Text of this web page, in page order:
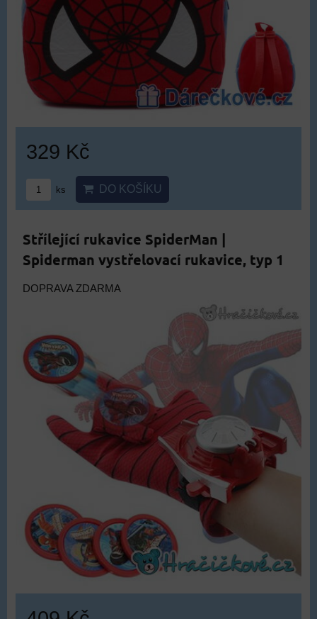
329 Kč
ks DO KOŠÍKU
Střílející rukavice SpiderMan |
Spiderman vystřelovací rukavice, typ 1
DOPRAVA ZDARMA